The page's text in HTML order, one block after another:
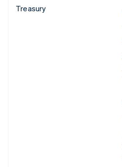
Treasury